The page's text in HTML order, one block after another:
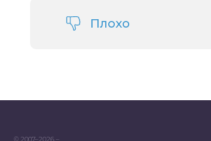
Плохо
© 2007–2026 –